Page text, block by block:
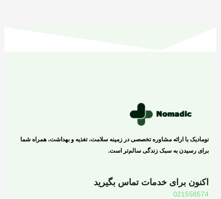
نومادیک با ارائه مشاوره تخصصی در زمینه سلامت، تغذیه و بهداشت، همراه شما
برای رسیدن به سبک زندگی سالم‌تر است.
اکنون برای خدمات تماس بگیرید
021558574